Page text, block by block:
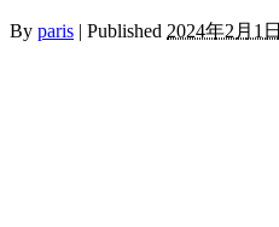
By paris | Published 2024年2月1日